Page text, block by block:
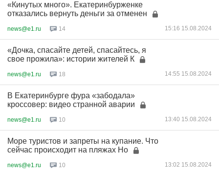
«Кинутых много». Екатеринбурженке
отказались вернуть деньги за отменен
news@e1.ru 14 15:16 15.08.2024
«Дочка, спасайте детей, спасайтесь, я
свое прожила»: истории жителей К
news@e1.ru 18 14:55 15.08.2024
В Екатеринбурге фура «забодала»
кроссовер: видео странной аварии
news@e1.ru 10 13:40 15.08.2024
Море туристов и запреты на купание. Что
сейчас происходит на пляжах Но
news@e1.ru 10 13:02 15.08.2024